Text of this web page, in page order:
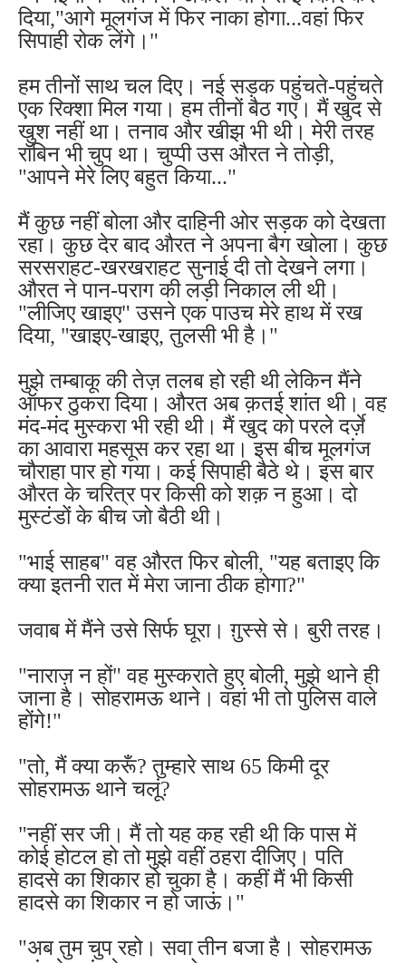
दिया,"आगे मूलगंज में फिर नाका होगा...वहां फिर
सिपाही रोक लेंगे।"
हम तीनों साथ चल दिए। नई सड़क पहुंचते-पहुंचते
एक रिक्शा मिल गया। हम तीनों बैठ गए। मैं खुद से
खुश नहीं था। तनाव और खीझ भी थी। मेरी तरह
रॉबिन भी चुप था। चुप्पी उस औरत ने तोड़ी,
"आपने मेरे लिए बहुत किया..."
मैं कुछ नहीं बोला और दाहिनी ओर सड़क को देखता
रहा। कुछ देर बाद औरत ने अपना बैग खोला। कुछ
सरसराहट-खरखराहट सुनाई दी तो देखने लगा।
औरत ने पान-पराग की लड़ी निकाल ली थी।
"लीजिए खाइए" उसने एक पाउच मेरे हाथ में रख
दिया, "खाइए-खाइए, तुलसी भी है।"
मुझे तम्बाकू की तेज़ तलब हो रही थी लेकिन मैंने
ऑफर ठुकरा दिया। औरत अब क़तई शांत थी। वह
मंद-मंद मुस्करा भी रही थी। मैं खुद को परले दर्ज़े
का आवारा महसूस कर रहा था। इस बीच मूलगंज
चौराहा पार हो गया। कई सिपाही बैठे थे। इस बार
औरत के चरित्र पर किसी को शक़ न हुआ। दो
मुस्टंडों के बीच जो बैठी थी।
"भाई साहब" वह औरत फिर बोली, "यह बताइए कि
क्या इतनी रात में मेरा जाना ठीक होगा?"
जवाब में मैंने उसे सिर्फ घूरा। ग़ुस्से से। बुरी तरह।
"नाराज़ न हों" वह मुस्कराते हुए बोली, मुझे थाने ही
जाना है। सोहरामऊ थाने। वहां भी तो पुलिस वाले
होंगे!"
"तो, मैं क्या करूँ? तुम्हारे साथ 65 किमी दूर
सोहरामऊ थाने चलूं?
"नहीं सर जी। मैं तो यह कह रही थी कि पास में
कोई होटल हो तो मुझे वहीं ठहरा दीजिए। पति
हादसे का शिकार हो चुका है। कहीं मैं भी किसी
हादसे का शिकार न हो जाऊं।"
"अब तुम चुप रहो। सवा तीन बजा है। सोहरामऊ